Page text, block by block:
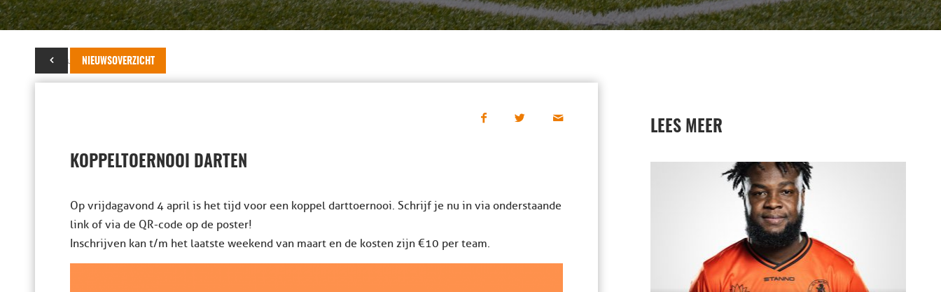
NIEUWSOVERZICHT
25 februari 2025
KOPPELTOERNOOI DARTEN
Op vrijdagavond 4 april is het tijd voor een koppel darttoernooi. Schrijf je nu in via onderstaande
link of via de QR-code op de poster!
Inschrijven kan t/m het laatste weekend van maart en de kosten zijn €10 per team.
LEES MEER